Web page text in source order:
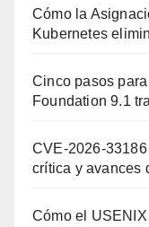
Cómo la
Kubernetes
Cinco pasos
Foundation 9.1
CVE-2026-
crítica y avances
Cómo el